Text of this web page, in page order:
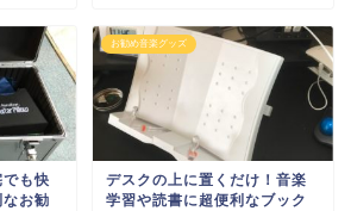
でも快
お勧
お勧め音楽グッズ
デスクの上に置くだけ！音楽
学習や読書に超便利なブック